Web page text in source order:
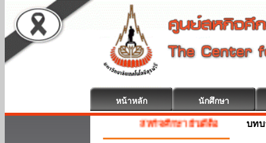
หน้าหลัก นักศึกษา
สหกิจศึกษา ยินดีต้อนรับ บทบ